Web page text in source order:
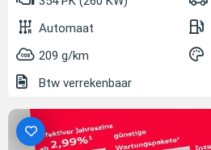
Automaat
209 g/km
Btw verrekenbaar